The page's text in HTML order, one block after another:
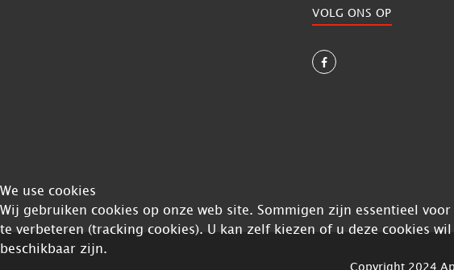
VOLG ONS OP
Copyright 2024
We use cookies
Wij gebruiken cookies op onze web site. Sommigen zijn essentieel
te verbeteren (tracking cookies). U kan zelf kiezen of u deze cookies
beschikbaar zijn.